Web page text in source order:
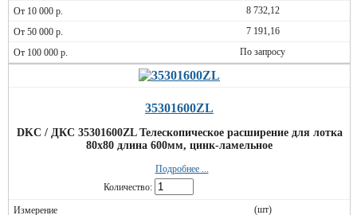
8 732,12
7 191,16
По запросу
35301600ZL
DKC / ДКС 35301600ZL Телескопическое расширение для лотка
80х80 длина 600мм, цинк-ламельное
Подробнее ...
Количество:
(шт)